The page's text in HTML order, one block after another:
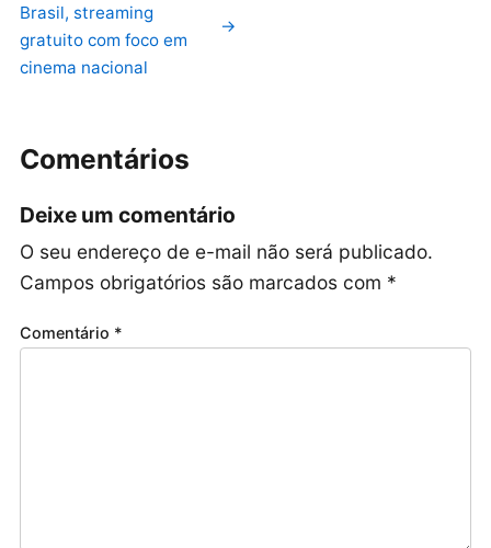
Brasil, streaming
gratuito com foco em
cinema nacional
→
Comentários
Deixe um comentário
O seu endereço de e-mail não será publicado.
Campos obrigatórios são marcados com *
Comentário *